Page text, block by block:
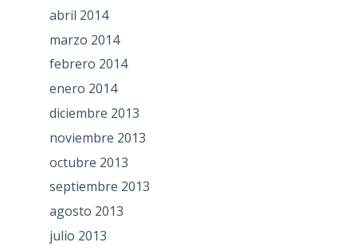
abril 2014
marzo 2014
febrero 2014
enero 2014
diciembre 2013
noviembre 2013
octubre 2013
septiembre 2013
agosto 2013
julio 2013